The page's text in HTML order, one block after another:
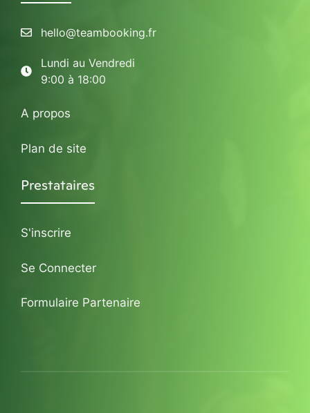
hello@teambooking.fr
Lundi au Vendredi
9:00 à 18:00
A propos
Plan de site
Prestataires
S'inscrire
Se Connecter
Formulaire Partenaire